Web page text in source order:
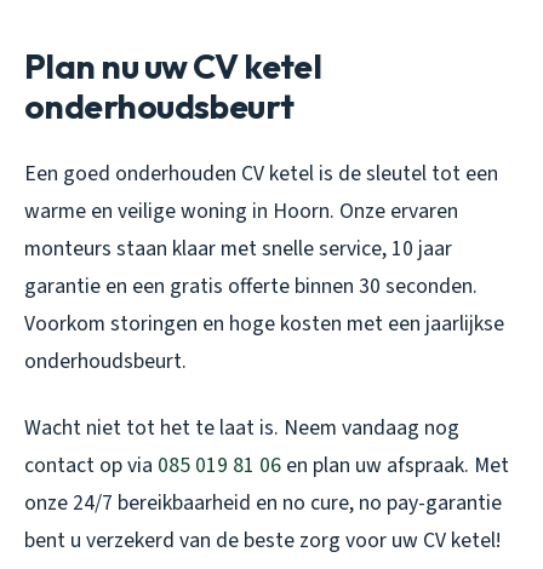
Plan nu uw CV ketel
onderhoudsbeurt
Een goed onderhouden CV ketel is de sleutel tot een
warme en veilige woning in Hoorn. Onze ervaren
monteurs staan klaar met snelle service, 10 jaar
garantie en een gratis offerte binnen 30 seconden.
Voorkom storingen en hoge kosten met een jaarlijkse
onderhoudsbeurt.
Wacht niet tot het te laat is. Neem vandaag nog
contact op via 085 019 81 06 en plan uw afspraak. Met
onze 24/7 bereikbaarheid en no cure, no pay-garantie
bent u verzekerd van de beste zorg voor uw CV ketel!